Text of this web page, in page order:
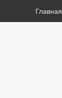
Главная